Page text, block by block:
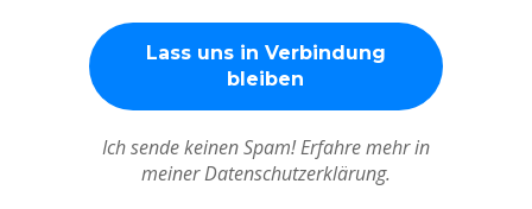
Ich sende keinen Spam! Erfahre mehr in
meiner Datenschutzerklärung.